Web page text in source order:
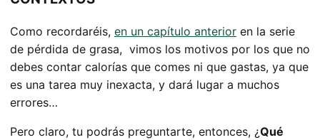
Como recordaréis, en un capítulo anterior en la serie
de pérdida de grasa, vimos los motivos por los que no
debes contar calorías que comes ni que gastas, ya que
es una tarea muy inexacta, y dará lugar a muchos
errores…
Pero claro, tu podrás preguntarte, entonces, ¿Qué